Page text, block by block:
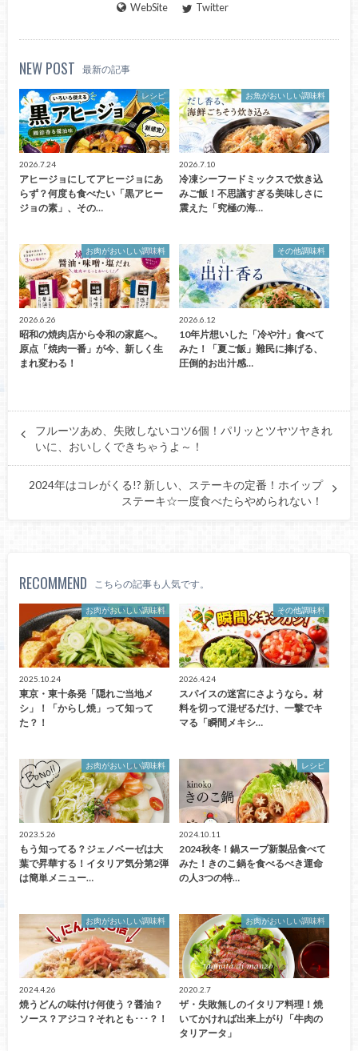
WebSite Twitter
NEW POST 最新の記事
レシピ
2026.7.24
アヒージョにしてアヒージョにあ
らず？何度も食べたい「黒アヒー
ジョの素」、その…
お魚がおいしい調味料
2026.7.10
冷凍シーフードミックスで炊き込
みご飯！不思議すぎる美味しさに
震えた「究極の海…
お肉がおいしい調味料
2026.6.26
昭和の焼肉店から令和の家庭へ。
原点「焼肉一番」が今、新しく生
まれ変わる！
その他調味料
2026.6.12
10年片想いした「冷や汁」食べて
みた！「夏ご飯」難民に捧げる、
圧倒的お出汁感…
フルーツあめ、失敗しないコツ6個！パリッとツヤツヤきれ
いに、おいしくできちゃうよ～！
2024年はコレがくる!? 新しい、ステーキの定番！ホイップ
ステーキ☆一度食べたらやめられない！
RECOMMEND こちらの記事も人気です。
お肉がおいしい調味料
2025.10.24
東京・東十条発「隠れご当地メ
シ」！「からし焼」って知って
た？！
その他調味料
2026.4.24
スパイスの迷宮にさようなら。材
料を切って混ぜるだけ、一撃でキ
マる「瞬間メキシ…
お肉がおいしい調味料
2023.5.26
もう知ってる？ジェノベーゼは大
葉で昇華する！イタリア気分第2弾
は簡単メニュー…
レシピ
2024.10.11
2024秋冬！鍋スープ新製品食べて
みた！きのこ鍋を食べるべき運命
の人3つの特…
お肉がおいしい調味料
2024.4.26
焼うどんの味付け何使う？醤油？
ソース？アジコ？それとも･･･？！
お肉がおいしい調味料
2020.2.7
ザ・失敗無しのイタリア料理！焼
いてかければ出来上がり「牛肉の
タリアータ」